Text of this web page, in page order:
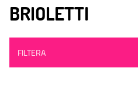
BRIOLETTI
FILTERA